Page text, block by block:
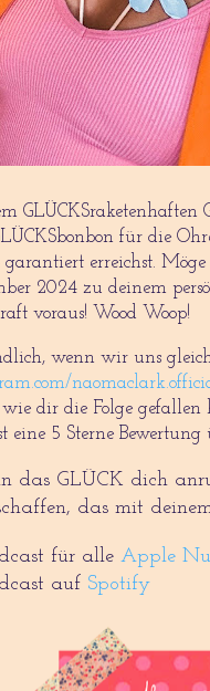
GLÜCKSraketenhaften
für die
erreichst.
2024 zu deinem
voraus! Wood Woop!
wenn wir uns
wie dir die Folge gefallen
eine 5 Sterne
das GLÜCK dich
das mit
für alle Apple
auf Spotify